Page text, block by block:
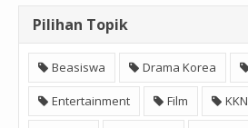
Pilihan Topik
Beasiswa Drama Korea
Entertainment Film KKN